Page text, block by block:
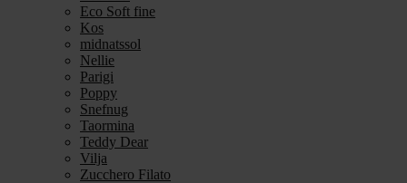
Eco Soft fine
Kos
midnatssol
Nellie
Parigi
Poppy
Snefnug
Taormina
Teddy Dear
Vilja
Zucchero Filato